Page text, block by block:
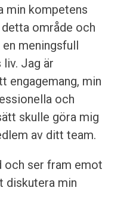
min kompetens
område och
meningsfull
Jag är
engagemang, min
och
skulle göra mig
av ditt team.
och ser fram emot
diskutera min